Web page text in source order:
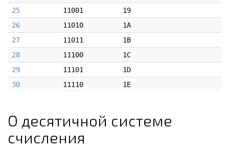
25
11001
19
26
11010
1A
27
11011
1B
28
11100
1C
29
11101
1D
30
11110 1E
О десятичной системе
счисления